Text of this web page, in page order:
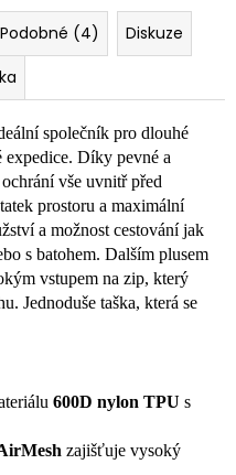
Podobné (4)
Diskuze
společník pro dlouhé
Díky pevné a
vše uvnitř před
prostoru a maximální
a možnost cestování jak
s batohem. Dalším plusem
vstupem na zip, který
Jednoduše taška, která se
600D nylon TPU s
zajišťuje vysoký